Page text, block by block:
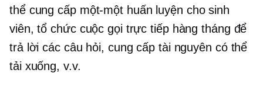
thể cung cấp một-một huấn luyện cho sinh
viên, tổ chức cuộc gọi trực tiếp hàng tháng để
trả lời các câu hỏi, cung cấp tài nguyên có thể
tải xuống, v.v.